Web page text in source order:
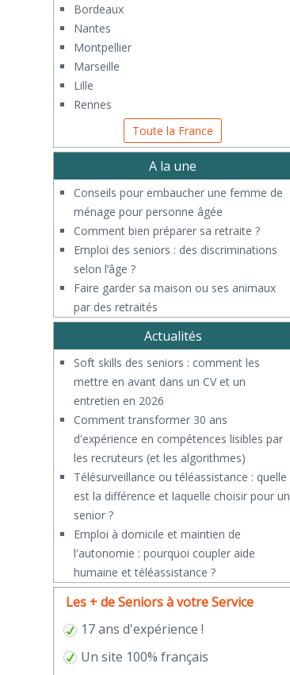
Bordeaux
Nantes
Montpellier
Marseille
Lille
Rennes
Toute la France
A la une
Conseils pour embaucher une femme de
ménage pour personne âgée
Comment bien préparer sa retraite ?
Emploi des seniors : des discriminations
selon l’âge ?
Faire garder sa maison ou ses animaux
par des retraités
Actualités
Soft skills des seniors : comment les
mettre en avant dans un CV et un
entretien en 2026
Comment transformer 30 ans
d'expérience en compétences lisibles par
les recruteurs (et les algorithmes)
Télésurveillance ou téléassistance : quelle
est la différence et laquelle choisir pour un
senior ?
​Emploi à domicile et maintien de
l'autonomie : pourquoi coupler aide
humaine et téléassistance ?
Les + de Seniors à votre Service
17 ans d'expérience !
Un site 100% français